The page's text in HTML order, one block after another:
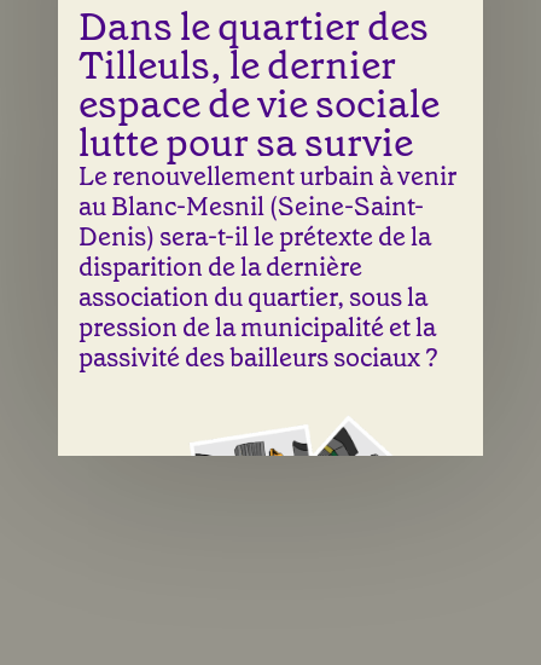
Dans le quartier des
Tilleuls, le dernier
espace de vie sociale
lutte pour sa survie
Le renouvellement urbain à venir
au Blanc-Mesnil (Seine-Saint-
Denis) sera-t-il le prétexte de la
disparition de la dernière
association du quartier, sous la
pression de la municipalité et la
passivité des bailleurs sociaux ?